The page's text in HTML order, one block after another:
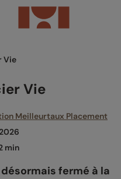
Vie
Vie
Meilleurtaux Placement
min
fermé à la